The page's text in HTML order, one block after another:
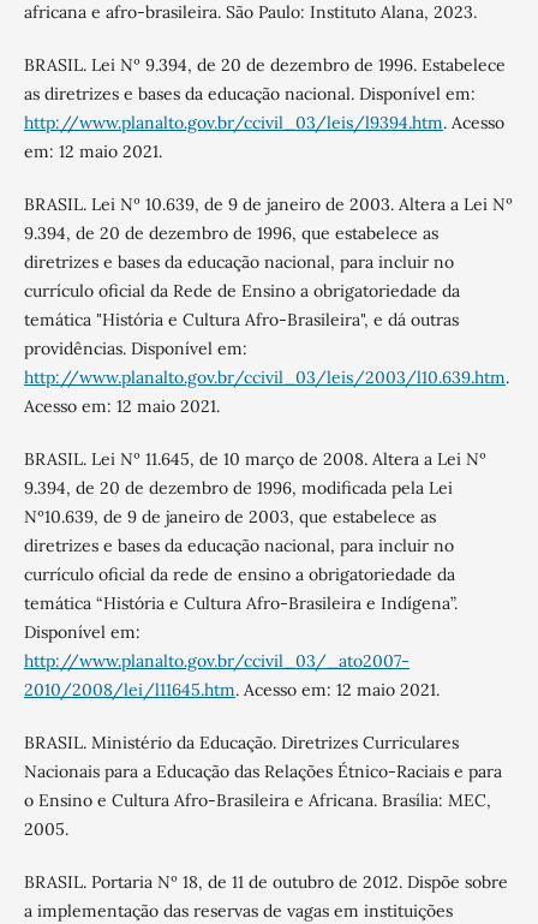
africana e afro-brasileira. São Paulo: Instituto Alana, 2023.
BRASIL. Lei Nº 9.394, de 20 de dezembro de 1996. Estabelece
as diretrizes e bases da educação nacional. Disponível em:
http://www.planalto.gov.br/ccivil_03/leis/l9394.htm. Acesso
em: 12 maio 2021.
BRASIL. Lei Nº 10.639, de 9 de janeiro de 2003. Altera a Lei Nº
9.394, de 20 de dezembro de 1996, que estabelece as
diretrizes e bases da educação nacional, para incluir no
currículo oficial da Rede de Ensino a obrigatoriedade da
temática "História e Cultura Afro-Brasileira", e dá outras
providências. Disponível em:
http://www.planalto.gov.br/ccivil_03/leis/2003/l10.639.htm.
Acesso em: 12 maio 2021.
BRASIL. Lei Nº 11.645, de 10 março de 2008. Altera a Lei Nº
9.394, de 20 de dezembro de 1996, modificada pela Lei
Nº10.639, de 9 de janeiro de 2003, que estabelece as
diretrizes e bases da educação nacional, para incluir no
currículo oficial da rede de ensino a obrigatoriedade da
temática “História e Cultura Afro-Brasileira e Indígena”.
Disponível em:
http://www.planalto.gov.br/ccivil_03/_ato2007-
2010/2008/lei/l11645.htm. Acesso em: 12 maio 2021.
BRASIL. Ministério da Educação. Diretrizes Curriculares
Nacionais para a Educação das Relações Étnico-Raciais e para
o Ensino e Cultura Afro-Brasileira e Africana. Brasília: MEC,
2005.
BRASIL. Portaria Nº 18, de 11 de outubro de 2012. Dispõe sobre
a implementação das reservas de vagas em instituições